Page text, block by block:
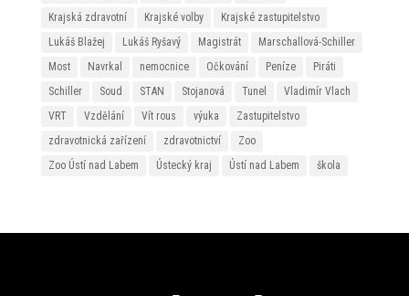
Krajská zdravotní
Krajské volby
Krajské zastupitelstvo
Lukáš Blažej
Lukáš Ryšavý Magistrát
Marschallová-Schiller
Most
Navrkal nemocnice Očkování Peníze
Piráti
Schiller
Soud STAN Stojanová Tunel
Vladimír Vlach
VRT
Vzdělání Vít rous výuka
Zastupitelstvo
zdravotnická zařízení
zdravotnictví
Zoo
Zoo Ústí nad Labem
Ústecký kraj Ústí nad Labem škola